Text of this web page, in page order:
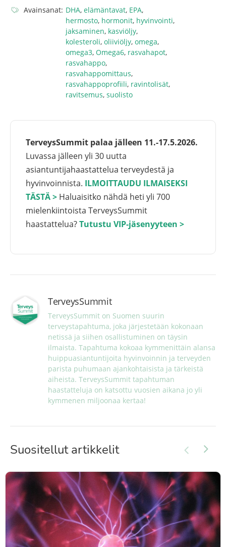
Avainsanat: DHA, elämäntavat, EPA,
hermosto, hormonit, hyvinvointi,
jaksaminen, kasviöljy,
kolesteroli, oliiviöljy, omega,
omega3, Omega6, rasvahapot,
rasvahappo,
rasvahappomittaus,
rasvahappoprofiili, ravintolisät,
ravitsemus, suolisto
TerveysSummit palaa jälleen 11.-17.5.2026.
Luvassa jälleen yli 30 uutta
asiantuntijahaastattelua terveydestä ja
hyvinvoinnista. ILMOITTAUDU ILMAISEKSI
TÄSTÄ > Haluaisitko nähdä heti yli 700
mielenkiintoista TerveysSummit
haastattelua?Tutustu VIP-jäsenyyteen >
TerveysSummit
TerveysSummit on Suomen suurin
terveystapahtuma, joka järjestetään kokonaan
netissä ja siihen osallistuminen on täysin
ilmaista. Tapahtuma kokoaa kymmenittäin alansa
huippuasiantuntijoita hyvinvoinnin ja terveyden
parista puhumaan ajankohtaisista ja tärkeistä
aiheista. TerveysSummit tapahtuman
haastatteluja on katsottu vuosien aikana jo yli
kymmenen miljoonaa kertaa!
Suositellut artikkelit